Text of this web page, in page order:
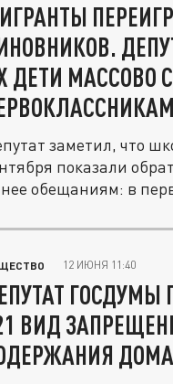
ДЕТИ МАССОВО
заметил, что
показали
обещаниям: в
12 ИЮНЯ 11:40
ГОСДУМЫ
ВИД